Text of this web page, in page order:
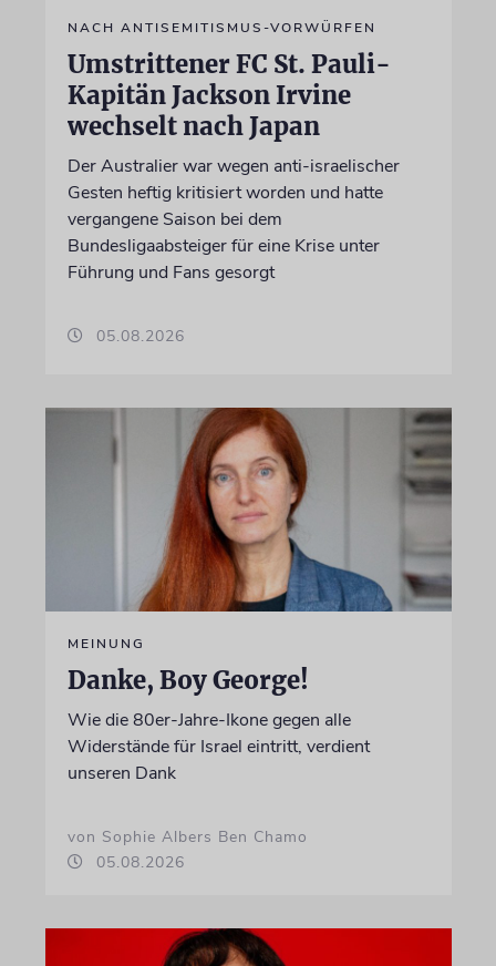
NACH ANTISEMITISMUS-VORWÜRFEN
Umstrittener FC St. Pauli-
Kapitän Jackson Irvine
wechselt nach Japan
Der Australier war wegen anti-israelischer
Gesten heftig kritisiert worden und hatte
vergangene Saison bei dem
Bundesligaabsteiger für eine Krise unter
Führung und Fans gesorgt
05.08.2026
MEINUNG
Danke, Boy George!
Wie die 80er-Jahre-Ikone gegen alle
Widerstände für Israel eintritt, verdient
unseren Dank
von Sophie Albers Ben Chamo
05.08.2026